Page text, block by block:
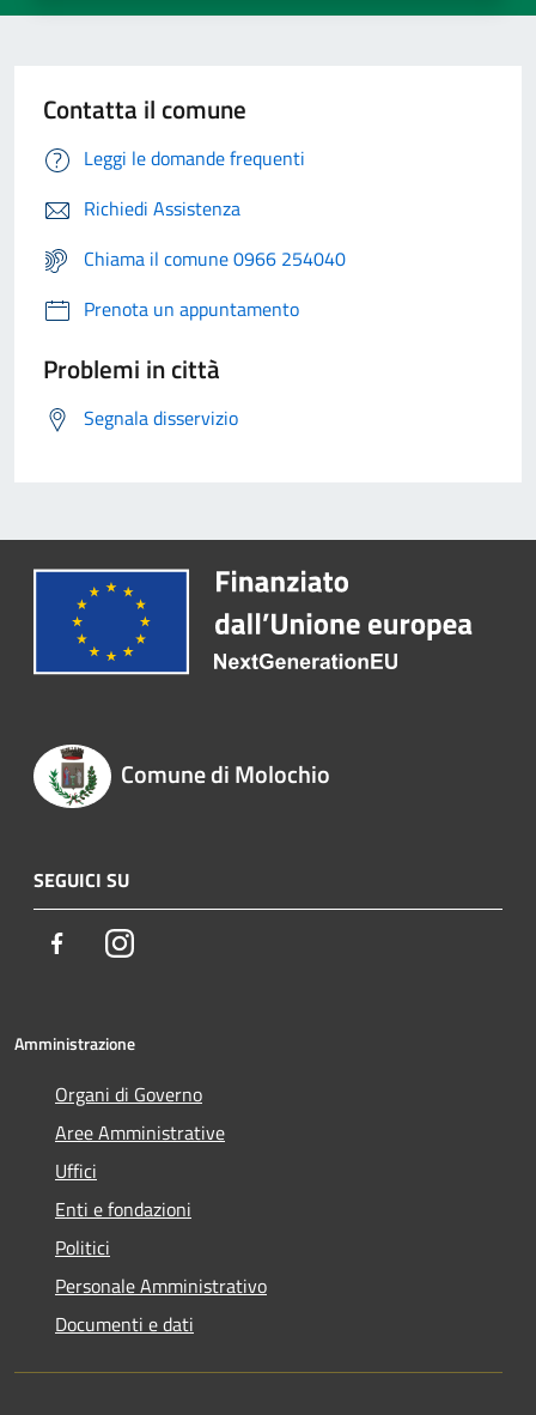
Contatta il comune
Leggi le domande frequenti
Richiedi Assistenza
Chiama il comune 0966 254040
Prenota un appuntamento
Problemi in città
Segnala disservizio
Comune di Molochio
SEGUICI SU
FacebookInstagram
Amministrazione
Organi di Governo
Aree Amministrative
Uffici
Enti e fondazioni
Politici
Personale Amministrativo
Documenti e dati